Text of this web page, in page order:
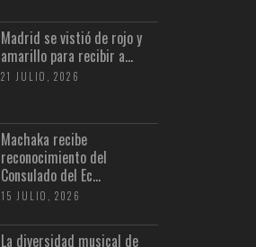
Madrid se vistió de rojo y
amarillo para recibir a...
21 JULIO, 2026
Machaka recibe
reconocimiento del
Consulado del Ec...
15 JULIO, 2026
La diversidad musical de